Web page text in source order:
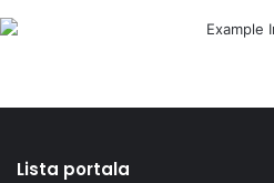
Lista portala